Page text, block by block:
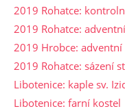
2019 Rohatce:
2019 Rohatce:
2019 Hrobce:
2019 Rohatce: sázení
Libotenice: kaple sv.
Libotenice: farní kostel